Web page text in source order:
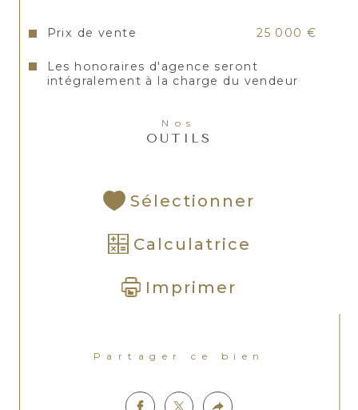
Prix de vente 25 000 €
Les honoraires d'agence seront
intégralement à la charge du vendeur
Nos
OUTILS
Sélectionner
Calculatrice
Imprimer
Partager ce bien